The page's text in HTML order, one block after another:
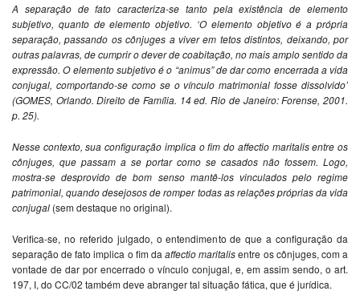
A separação de fato caracteriza-se tanto pela existência de elemento
subjetivo, quanto de elemento objetivo. ‘O elemento objetivo é a própria
separação, passando os cônjuges a viver em tetos distintos, deixando, por
outras palavras, de cumprir o dever de coabitação, no mais amplo sentido da
expressão. O elemento subjetivo é o “animus” de dar como encerrada a vida
conjugal, comportando-se como se o vínculo matrimonial fosse dissolvido’
(GOMES, Orlando. Direito de Família. 14 ed. Rio de Janeiro: Forense, 2001.
p. 25).
Nesse contexto, sua configuração implica o fim do affectio maritalis entre os
cônjuges, que passam a se portar como se casados não fossem. Logo,
mostra-se desprovido de bom senso mantê-los vinculados pelo regime
patrimonial, quando desejosos de romper todas as relações próprias da vida
conjugal (sem destaque no original).
Verifica-se, no referido julgado, o entendimento de que a configuração da
separação de fato implica o fim daaffectio maritalisentre os cônjuges, com a
vontade de dar por encerrado o vínculo conjugal, e, em assim sendo, o art.
197, I, do CC/02 também deve abranger tal situação fática, que é jurídica.